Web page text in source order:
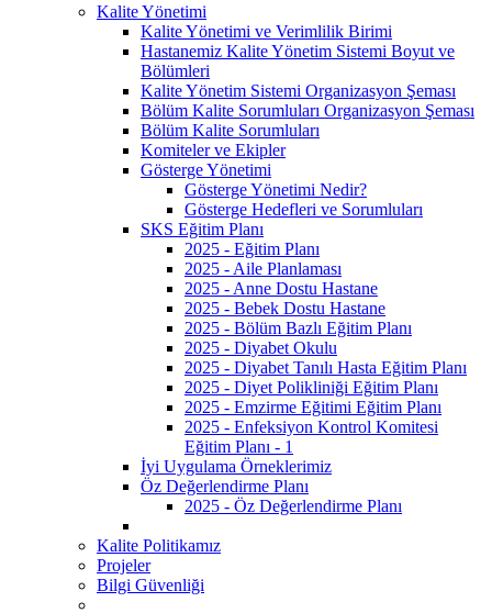
Kalite Yönetimi
Kalite Yönetimi ve Verimlilik Birimi
Hastanemiz Kalite Yönetim Sistemi Boyut ve
Bölümleri
Kalite Yönetim Sistemi Organizasyon Şeması
Bölüm Kalite Sorumluları Organizasyon Şeması
Bölüm Kalite Sorumluları
Komiteler ve Ekipler
Gösterge Yönetimi
Gösterge Yönetimi Nedir?
Gösterge Hedefleri ve Sorumluları
SKS Eğitim Planı
2025 - Eğitim Planı
2025 - Aile Planlaması
2025 - Anne Dostu Hastane
2025 - Bebek Dostu Hastane
2025 - Bölüm Bazlı Eğitim Planı
2025 - Diyabet Okulu
2025 - Diyabet Tanılı Hasta Eğitim Planı
2025 - Diyet Polikliniği Eğitim Planı
2025 - Emzirme Eğitimi Eğitim Planı
2025 - Enfeksiyon Kontrol Komitesi
Eğitim Planı - 1
İyi Uygulama Örneklerimiz
Öz Değerlendirme Planı
2025 - Öz Değerlendirme Planı
Kalite Politikamız
Projeler
Bilgi Güvenliği